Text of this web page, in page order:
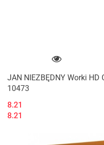
JAN NIEZBĘDNY Worki
10473
8.21
8.21